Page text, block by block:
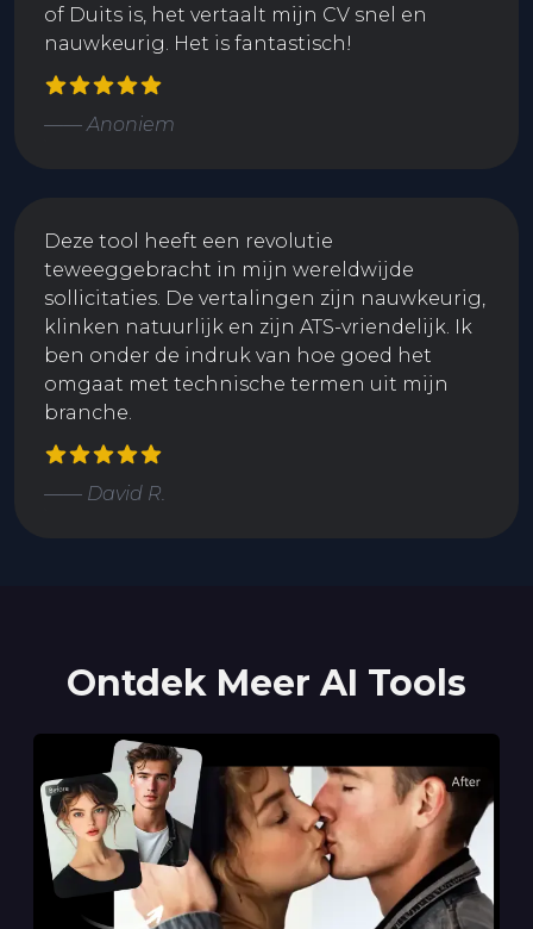
of Duits is, het vertaalt mijn CV snel en
nauwkeurig. Het is fantastisch!
—— Anoniem
Deze tool heeft een revolutie
teweeggebracht in mijn wereldwijde
sollicitaties. De vertalingen zijn nauwkeurig,
klinken natuurlijk en zijn ATS-vriendelijk. Ik
ben onder de indruk van hoe goed het
omgaat met technische termen uit mijn
branche.
—— David R.
Ontdek Meer AI Tools